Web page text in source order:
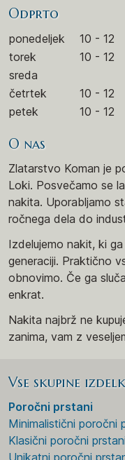
Odprto
ponedeljek 10 - 12
torek
10 - 12
sreda
četrtek
10 - 12
petek
10 - 12
O nas
Zlatarstvo Koman je
Loki. Posvečamo se
nakita. Uporabljamo
ročnega dela do
Izdelujemo nakit, ki
generaciji. Praktično
obnovimo. Če ga
enkrat.
Nakita najbrž ne
zanima, vam z
Vse skupine
Poročni prstani
Minimalistični poročni
Klasični poročni prstani
Unikatni poročni